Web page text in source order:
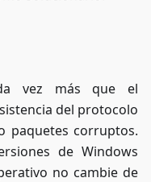
vez más que el
del protocolo
paquetes corruptos.
de Windows
no cambie de